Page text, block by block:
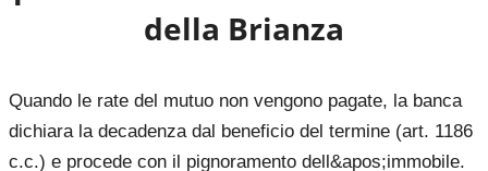
della Brianza
Quando le rate del mutuo non vengono pagate, la banca
dichiara la decadenza dal beneficio del termine (art. 1186
c.c.) e procede con il pignoramento dell&apos;immobile.